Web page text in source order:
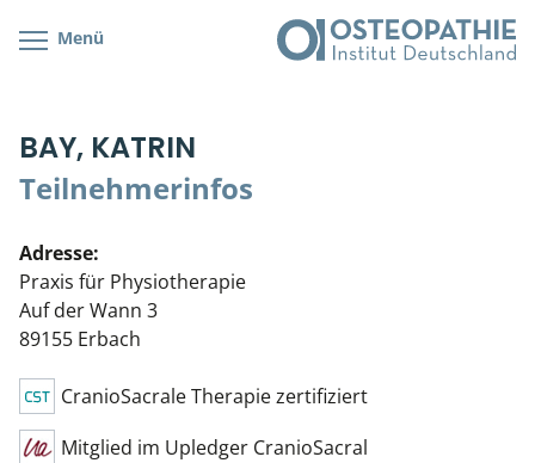
Menü
BAY, KATRIN
Teilnehmerinfos
Adresse:
Praxis für Physiotherapie
Auf der Wann 3
89155 Erbach
CranioSacrale Therapie zertifiziert
Mitglied im Upledger CranioSacral
Cranial/Neurale Osteopathie
Parietale Osteopathie
Viszerale Osteopathie
Klinische & Praktische Kurse
Prüfung & Zertifikation
Live Online-Kurse
Bonus-Programm
Veranstaltungsticket DB
Wissenswertes
Teilnehmerliste
Stellenbörse
Soziales Engagement